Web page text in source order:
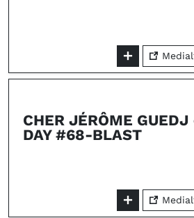
CHER JÉRÔME GUEDJ
DAY #68-BLAST